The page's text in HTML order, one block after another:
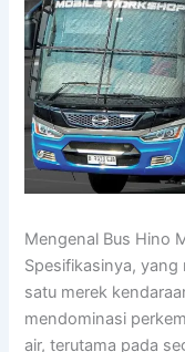
Mengenal Bus Hino
Spesifikasinya, yang
satu merek
mendominasi
air, terutama pada